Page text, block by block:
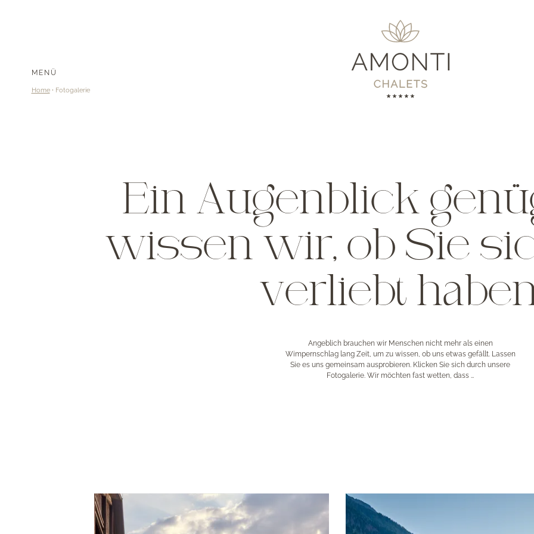
MENÜ
Home Fotogalerie
Ein Augenblick
wissen wir, ob Sie
verliebt
Angeblich brauchen wir Menschen nicht mehr als einen
Wimpernschlag lang Zeit, um zu wissen, ob uns etwas gefällt. Lassen
Sie es uns gemeinsam ausprobieren. Klicken Sie sich durch unsere
Fotogalerie. Wir möchten fast wetten, dass …